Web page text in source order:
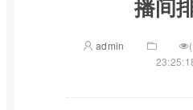
播间
admin